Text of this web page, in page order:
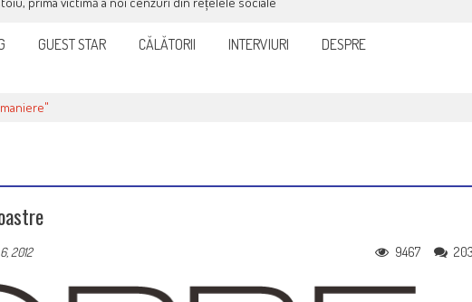
GUEST STAR CĂLĂTORII INTERVIURI DESPRE
2012 9467